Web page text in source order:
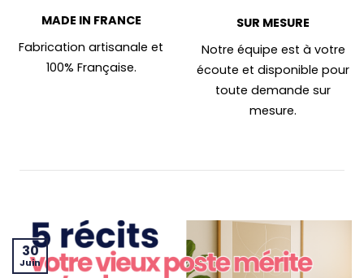
MADE IN FRANCE
Fabrication artisanale et
100% Française.
SUR MESURE
Notre équipe est à votre
écoute et disponible pour
toute demande sur
mesure.
30
Juin